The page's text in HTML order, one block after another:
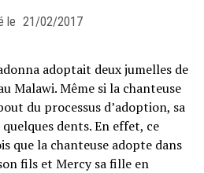
le 21/02/2017
adoptait deux jumelles de
Malawi. Même si la chanteuse
du processus d’adoption, sa
dents. En effet, ce
que la chanteuse adopte dans
fils et Mercy sa fille en